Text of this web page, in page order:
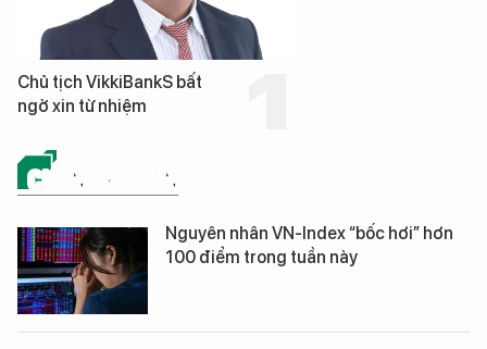
Chủ tịch VikkiBankS bất
ngờ xin từ nhiệm
CHỨNG KHOÁN
Nguyên nhân VN-Index “bốc hơi” hơn
100 điểm trong tuần này